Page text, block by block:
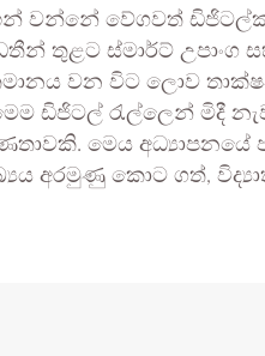
වන්නේ වේගවත්
තුළට ස්මාර්ට් උපාංග
වන විට ලොව
රැල්ලෙන් මිදී
මෙය අධ්‍යාපනයේ
අරමුණු කොට ගත්,